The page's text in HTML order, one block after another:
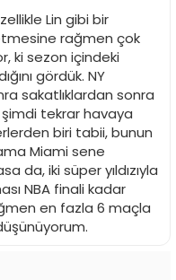
Lin gibi bir
rağmen çok
ki sezon içindeki
gördük. NY
sakatlıklardan sonra
tekrar havaya
biri tabii, bunun
Miami sene
da, iki süper yıldızıyla
NBA finali kadar
en fazla 6 maçla